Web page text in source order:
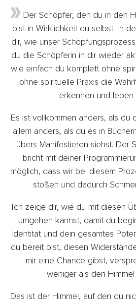
Der Schöpfer, den du in den
bist in Wirklichkeit du selbst. In
dir, wie unser
du die Schöpferin in dir wieder
wie einfach du komplett ohne
ohne spirituelle Praxis die
erkennen und leben
Es ist vollkommen anders, als du
allem anders, als du es in
übers Manifestieren siehst. Der
bricht mit deiner
möglich, dass wir bei diesem
stoßen und dadurch
Ich zeige dir, wie du mit diesen
umgehen kannst, damit du
Identität und dein gesamtes
du bereit bist, diesen
mir eine Chance gibst,
weniger als den Himmel
Das ist der Himmel, auf den du